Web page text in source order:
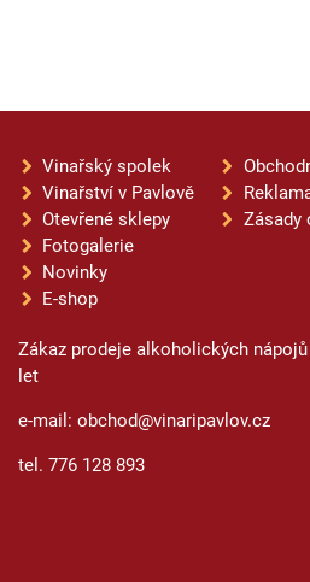
Vinařský spolek
Vinařství v Pavlově
Otevřené sklepy
Fotogalerie
Novinky
E-shop
Zásady
Zákaz prodeje alkoholických
let
e-mail: obchod@vinaripavlov.cz
tel. 776 128 893